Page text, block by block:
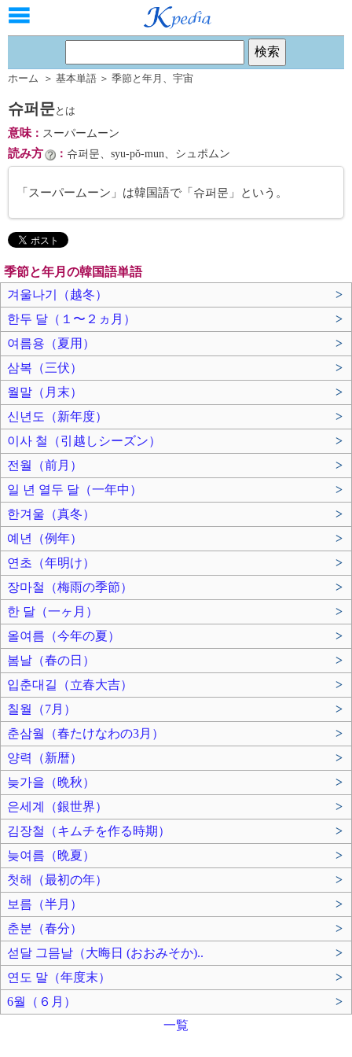
ホーム ＞ 基本単語 ＞ 季節と年月 、 宇宙
슈퍼문とは
意味： スーパームーン
読み方 ： 슈퍼문、syu-pŏ-mun、シュポムン
「スーパームーン」は韓国語で「슈퍼문」という。
季節と年月の韓国語単語
겨울나기（越冬）
>
한두 달（１〜２ヵ月）
>
여름용（夏用）
>
삼복（三伏）
>
월말（月末）
>
신년도（新年度）
>
이사 철（引越しシーズン）
>
전월（前月）
>
일 년 열두 달（一年中）
>
한겨울（真冬）
>
예년（例年）
>
연초（年明け）
>
장마철（梅雨の季節）
>
한 달（一ヶ月）
>
올여름（今年の夏）
>
봄날（春の日）
>
입춘대길（立春大吉）
>
칠월（7月）
>
춘삼월（春たけなわの3月）
>
양력（新暦）
>
늦가을（晩秋）
>
은세계（銀世界）
>
김장철（キムチを作る時期）
>
늦여름（晩夏）
>
첫해（最初の年）
>
보름（半月）
>
춘분（春分）
>
섣달 그믐날（大晦日 (おおみそか)..
>
연도 말（年度末）
>
6월（６月）
>
一覧